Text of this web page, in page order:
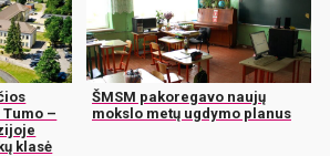
–
klasė
ŠMSM pakoregavo naujų
mokslo metų ugdymo planus